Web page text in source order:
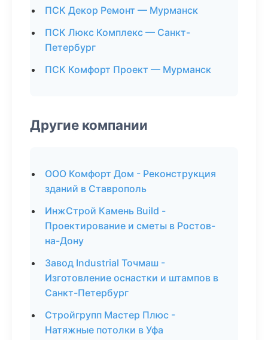
ПСК Декор Ремонт — Мурманск
ПСК Люкс Комплекс — Санкт-
Петербург
ПСК Комфорт Проект — Мурманск
Другие компании
ООО Комфорт Дом - Реконструкция
зданий в Ставрополь
ИнжСтрой Камень Build -
Проектирование и сметы в Ростов-
на-Дону
Завод Industrial Точмаш -
Изготовление оснастки и штампов в
Санкт-Петербург
Стройгрупп Мастер Плюс -
Натяжные потолки в Уфа